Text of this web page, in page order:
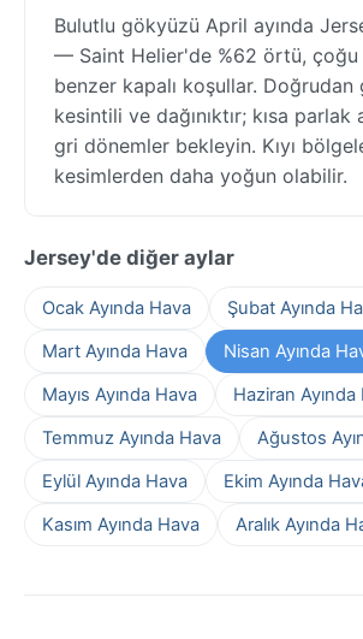
Bulutlu gökyüzü April ayında
— Saint Helier'de %62 örtü,
benzer kapalı koşullar. Doğrudan
kesintili ve dağınıktır; kısa parlak
gri dönemler bekleyin. Kıyı
kesimlerden daha yoğun olabilir.
Jersey'de diğer aylar
Ocak Ayında Hava
Şubat Ayında
Mart Ayında Hava
Nisan Ayında
Mayıs Ayında Hava
Haziran Ayında
Temmuz Ayında Hava
Ağustos
Eylül Ayında Hava
Ekim Ayında
Kasım Ayında Hava
Aralık Ayında